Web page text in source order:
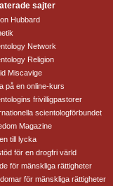
sajter
Hubbard
Network
Religion
Miscavige
på en online-kurs
frivilligpastorer
scientologförbundet
Magazine
till lycka
för en drogfri värld
för mänskliga rättigheter
för mänskliga rättigheter